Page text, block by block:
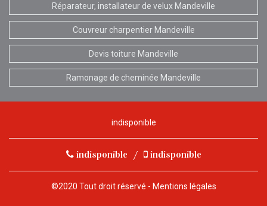
Réparateur, installateur de velux Mandeville
Couvreur charpentier Mandeville
Devis toiture Mandeville
Ramonage de cheminée Mandeville
indisponible
indisponible / indisponible
©2020 Tout droit réservé - Mentions légales